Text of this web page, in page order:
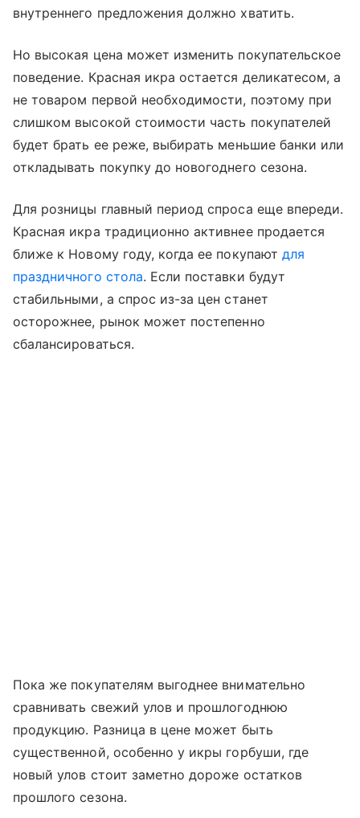
внутреннего предложения должно хватить.
Но высокая цена может изменить покупательское
поведение. Красная икра остается деликатесом, а
не товаром первой необходимости, поэтому при
слишком высокой стоимости часть покупателей
будет брать ее реже, выбирать меньшие банки или
откладывать покупку до новогоднего сезона.
Для розницы главный период спроса еще впереди.
Красная икра традиционно активнее продается
ближе к Новому году, когда ее покупают для
праздничного стола. Если поставки будут
стабильными, а спрос из-за цен станет
осторожнее, рынок может постепенно
сбалансироваться.
Пока же покупателям выгоднее внимательно
сравнивать свежий улов и прошлогоднюю
продукцию. Разница в цене может быть
существенной, особенно у икры горбуши, где
новый улов стоит заметно дороже остатков
прошлого сезона.